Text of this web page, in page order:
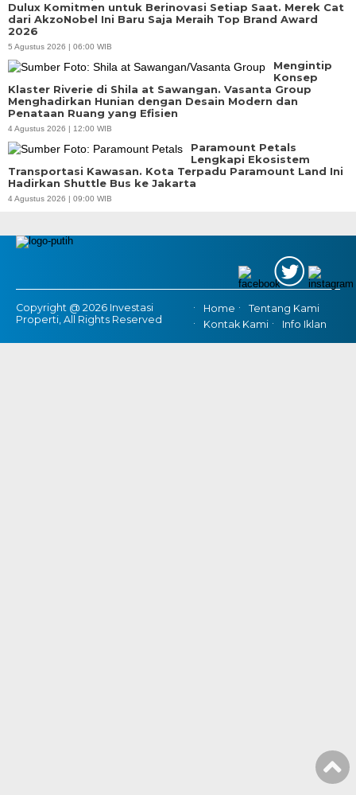
Dulux Komitmen untuk Berinovasi Setiap Saat. Merek Cat
dari AkzoNobel Ini Baru Saja Meraih Top Brand Award
2026
5 Agustus 2026 | 06:00 WIB
Mengintip
Konsep
Klaster Riverie di Shila at Sawangan. Vasanta Group
Menghadirkan Hunian dengan Desain Modern dan
Penataan Ruang yang Efisien
4 Agustus 2026 | 12:00 WIB
Paramount Petals
Lengkapi Ekosistem
Transportasi Kawasan. Kota Terpadu Paramount Land Ini
Hadirkan Shuttle Bus ke Jakarta
4 Agustus 2026 | 09:00 WIB
Copyright @ 2026 Investasi
Properti, All Rights Reserved
Home
Tentang Kami
Kontak Kami
Info Iklan